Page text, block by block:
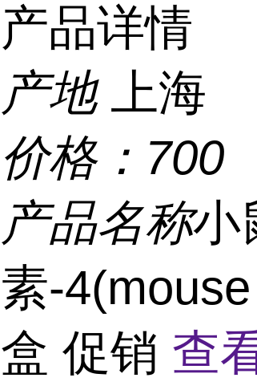
产品详情
产地 上海
价格： 700
产品名称小
素-
盒 促销 查